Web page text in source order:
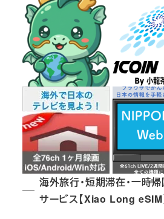
海外旅行・短期滞在・一時
サービス【Xiao Long eSIM